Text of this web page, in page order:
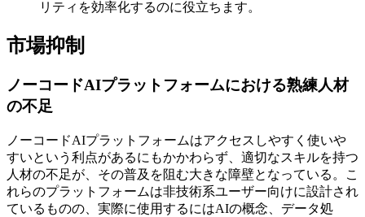
リティを効率化するのに役立ちます。
市場抑制
ノーコードAIプラットフォームにおける熟練人材
の不足
ノーコードAIプラットフォームはアクセスしやすく使いや
すいという利点があるにもかかわらず、適切なスキルを持つ
人材の不足が、その普及を阻む大きな障壁となっている。こ
れらのプラットフォームは非技術系ユーザー向けに設計され
ているものの、実際に使用するにはAIの概念、データ処